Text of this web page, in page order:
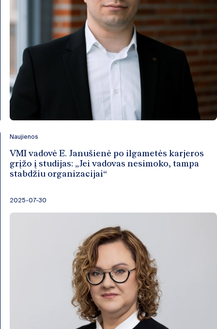
Naujienos
VMI vadovė E. Janušienė po ilgametės karjeros
grįžo į studijas: „Jei vadovas nesimoko, tampa
stabdžiu organizacijai“
2025-07-30